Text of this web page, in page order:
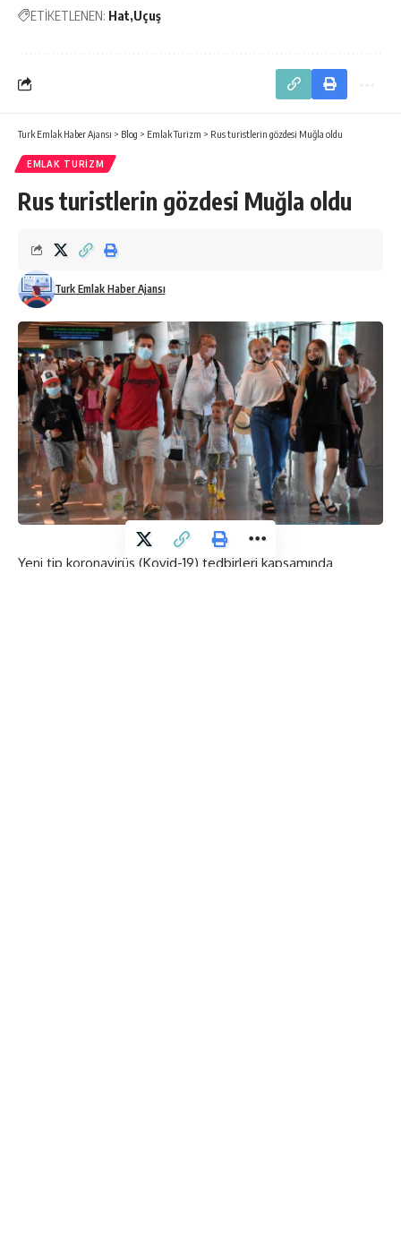
ETİKETLENEN: Hat Uçuş
Turk Emlak Haber Ajansı > Blog > Emlak Turizm > Rus turistlerin gözdesi Muğla oldu
EMLAK TURIZM
Rus turistlerin gözdesi Muğla oldu
Turk Emlak Haber Ajansı
Yeni tip koronavirüs (Kovid-19) tedbirleri kapsamında